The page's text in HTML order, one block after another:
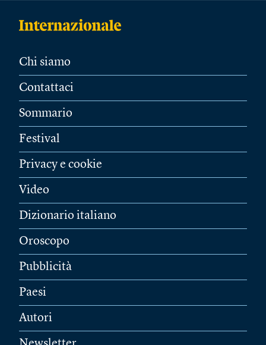
Chi siamo
Contattaci
Sommario
Festival
Privacy e cookie
Video
Dizionario italiano
Oroscopo
Pubblicità
Paesi
Autori